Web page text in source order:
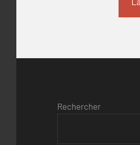
Rechercher